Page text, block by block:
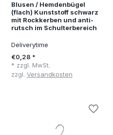
Blusen / Hemdenbügel
(flach) Kunststoff schwarz
mit Rockkerben und anti-
rutsch im Schulterbereich
Deliverytime
€0,28 *
* zzgl. MwSt.
zzgl. Versandkosten